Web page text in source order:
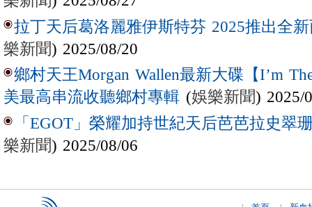
拉丁天后葛洛麗雅伊斯特芬 2025推出全新
樂新聞) 2025/08/20
鄉村天王Morgan Wallen最新大碟【I’m
美最高串流收聽鄉村專輯 (娛樂新聞) 2025/
「EGOT」榮耀加持世紀天后芭芭拉史翠
樂新聞) 2025/08/06